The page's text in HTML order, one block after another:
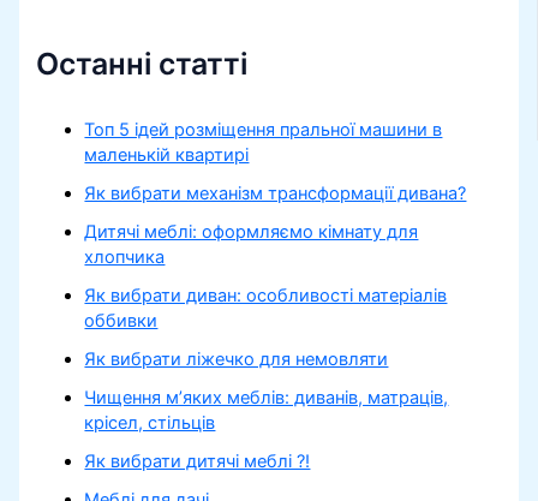
Останні статті
Топ 5 ідей розміщення пральної машини в
маленькій квартирі
Як вибрати механізм трансформації дивана?
Дитячі меблі: оформляємо кімнату для
хлопчика
Як вибрати диван: особливості матеріалів
оббивки
Як вибрати ліжечко для немовляти
Чищення м’яких меблів: диванів, матраців,
крісел, стільців
Як вибрати дитячі меблі ?!